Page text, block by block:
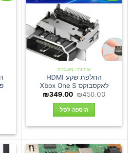
שירותי מעבדה
החלפת שקע HDMI
לאקסבוקס Xbox One S
₪450.00
המחיר
היה:
₪450.00.
₪349.00
הוספה לסל